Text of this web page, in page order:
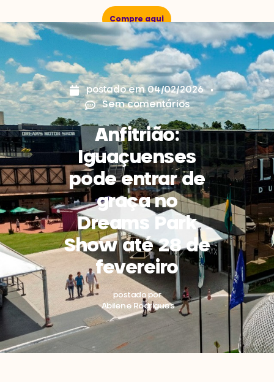
Compre aqui
postado em 04/02/2026
Sem comentários
Anfitrião:
Iguaçuenses
pode entrar de
graça no
Dreams Park
Show até 28 de
fevereiro
postado por
Abilene Rodrigues